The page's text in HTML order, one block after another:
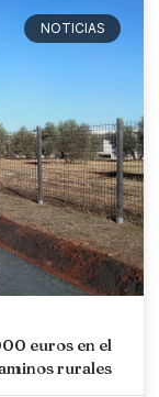
NOTICIAS
euros en el
rurales